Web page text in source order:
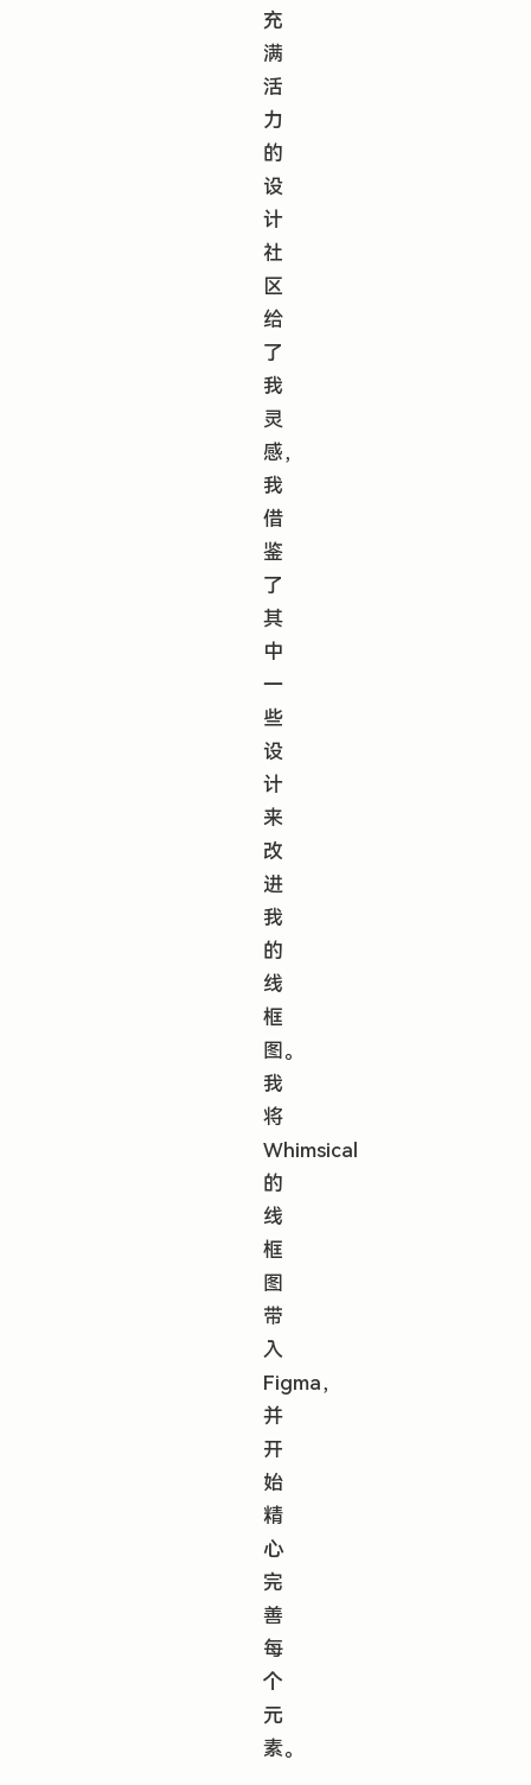
充
满
活
力
的
设
计
社
区
给
了
我
灵
感，
我
借
鉴
了
其
中
一
些
设
计
来
改
进
我
的
线
框
图。
我
将
Whimsical
的
线
框
图
带
入
Figma，
并
开
始
精
心
完
善
每
个
元
素。